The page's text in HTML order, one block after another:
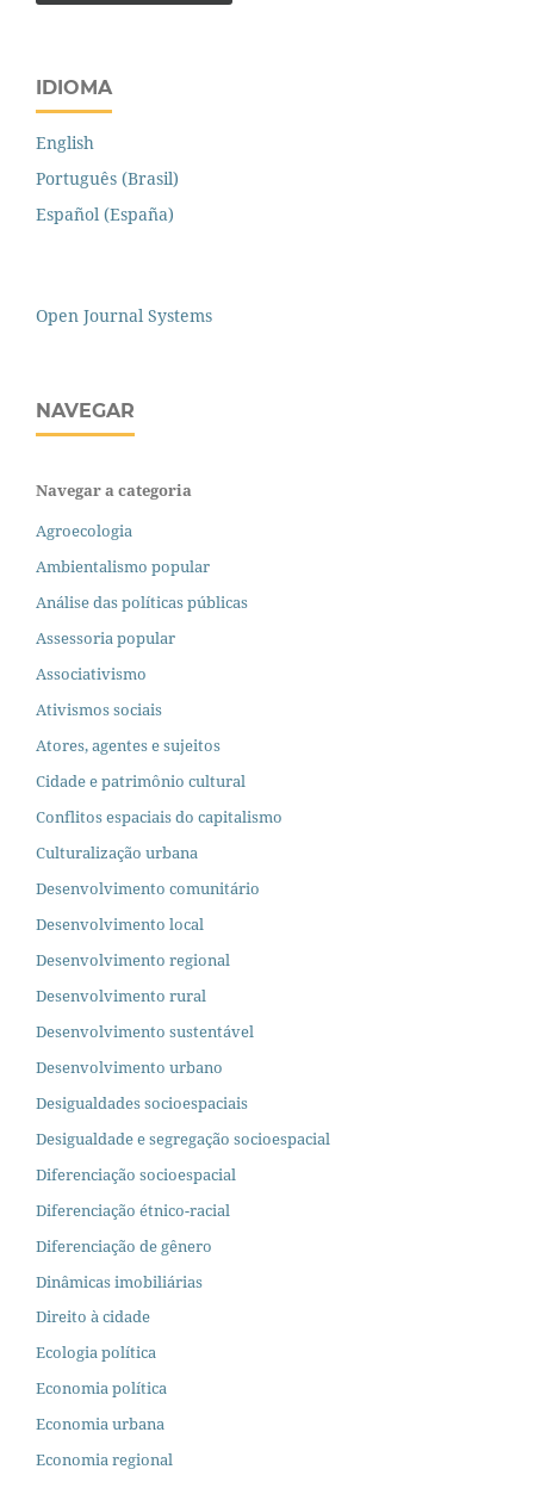
IDIOMA
English
Português (Brasil)
Español (España)
Open Journal Systems
NAVEGAR
Navegar a categoria
Agroecologia
Ambientalismo popular
Análise das políticas públicas
Assessoria popular
Associativismo
Ativismos sociais
Atores, agentes e sujeitos
Cidade e patrimônio cultural
Conflitos espaciais do capitalismo
Culturalização urbana
Desenvolvimento comunitário
Desenvolvimento local
Desenvolvimento regional
Desenvolvimento rural
Desenvolvimento sustentável
Desenvolvimento urbano
Desigualdades socioespaciais
Desigualdade e segregação socioespacial
Diferenciação socioespacial
Diferenciação étnico-racial
Diferenciação de gênero
Dinâmicas imobiliárias
Direito à cidade
Ecologia política
Economia política
Economia urbana
Economia regional